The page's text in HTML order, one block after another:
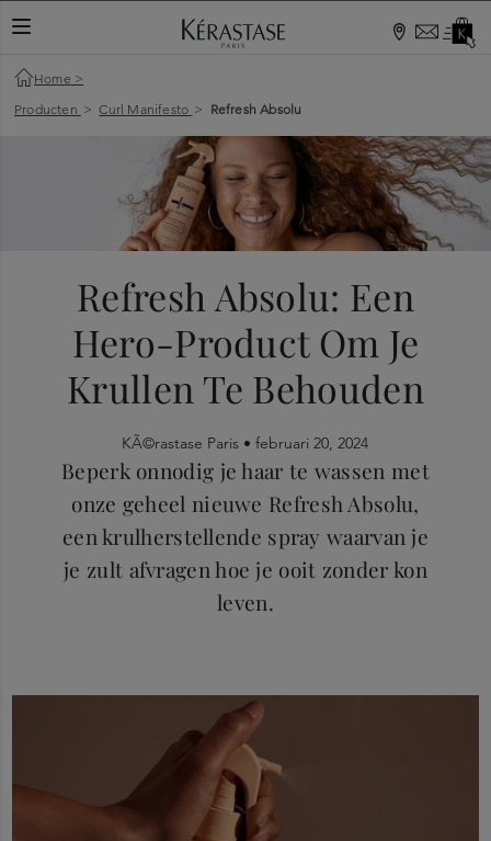
Home >
Producten > Curl Manifesto > Refresh Absolu
Refresh Absolu: Een
Hero-Product Om Je
Krullen Te Behouden
KÃ©rastase Paris •februari 20, 2024
Beperk onnodig je haar te wassen met
onze geheel nieuwe Refresh Absolu,
een krulherstellende spray waarvan je
je zult afvragen hoe je ooit zonder kon
leven.